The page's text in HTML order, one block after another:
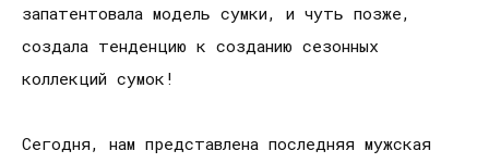
запатентовала модель сумки, и чуть позже,
создала тенденцию к созданию сезонных
коллекций сумок!
Сегодня, нам представлена последняя мужская